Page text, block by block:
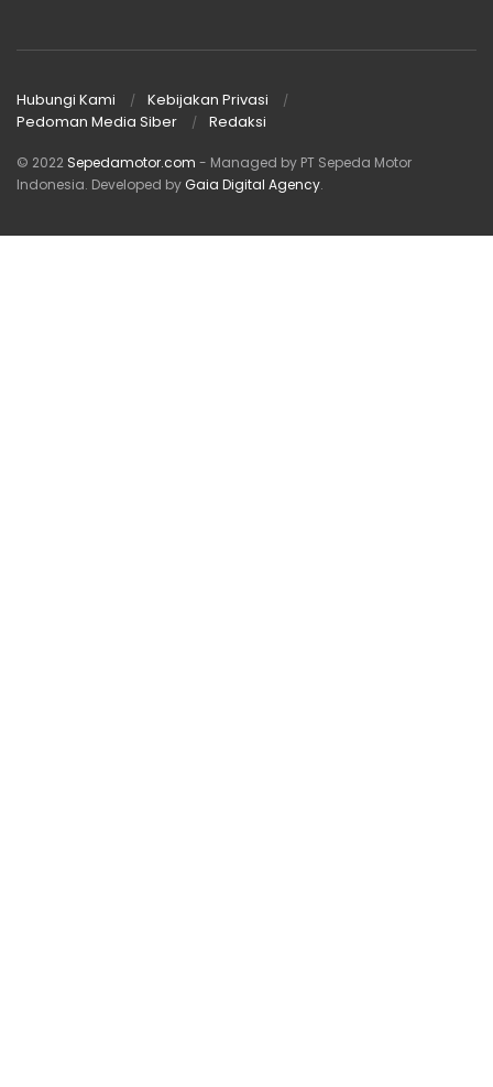
Hubungi Kami
Kebijakan Privasi
Pedoman Media Siber
Redaksi
© 2022 Sepedamotor.com - Managed by PT Sepeda Motor
Indonesia. Developed by Gaia Digital Agency.